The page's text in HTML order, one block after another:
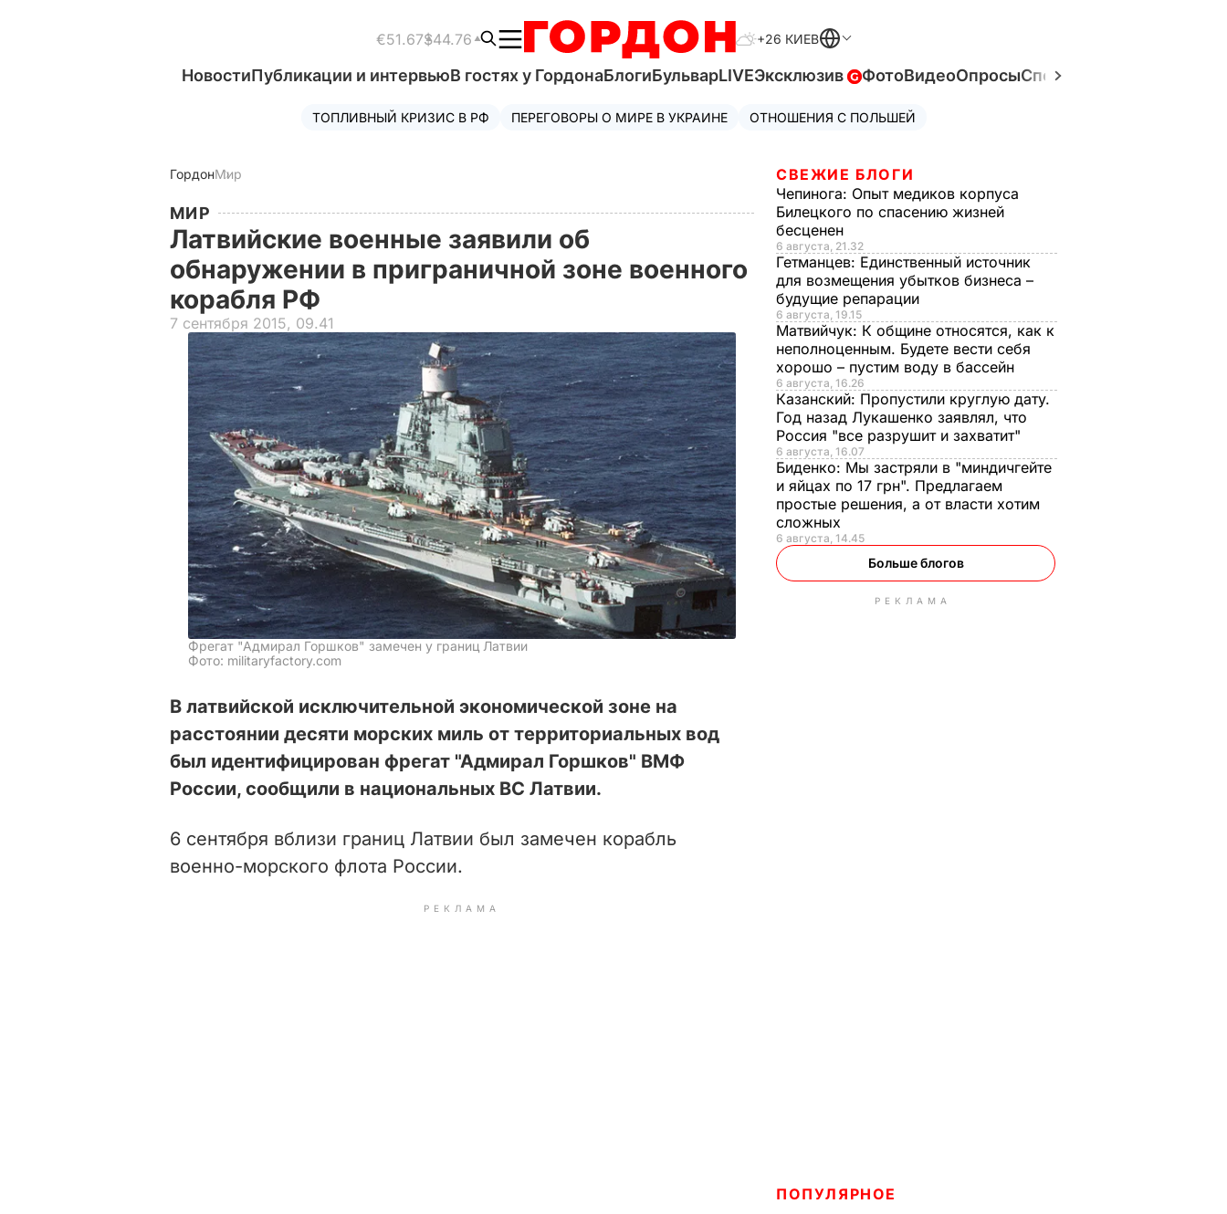
€51.67$44.76 +26 КИЕВ
НовостиПубликации и интервьюВ гостях у ГордонаБлогиБульварLIVEЭксклюзив ФотоВидеоОпросыСпецпроекты
ТОПЛИВНЫЙ КРИЗИС В РФ ПЕРЕГОВОРЫ О МИРЕ В УКРАИНЕ ОТНОШЕНИЯ С ПОЛЬШЕЙ
ГордонМир
МИР
Латвийские военные заявили об
обнаружении в приграничной зоне военного
корабля РФ
7 сентября 2015, 09.41
Фрегат "Адмирал Горшков" замечен у границ Латвии
Фото: militaryfactory.com
В латвийской исключительной экономической зоне на
расстоянии десяти морских миль от территориальных вод
был идентифицирован фрегат "Адмирал Горшков" ВМФ
России, сообщили в национальных ВС Латвии.
6 сентября вблизи границ Латвии был замечен корабль
военно-морского флота России.
РЕКЛАМА
СВЕЖИЕ БЛОГИ
Чепинога: Опыт медиков корпуса
Билецкого по спасению жизней
бесценен
6 августа, 21.32
Гетманцев: Единственный источник
для возмещения убытков бизнеса –
будущие репарации
6 августа, 19.15
Матвийчук: К общине относятся, как к
неполноценным. Будете вести себя
хорошо – пустим воду в бассейн
6 августа, 16.26
Казанский: Пропустили круглую дату.
Год назад Лукашенко заявлял, что
Россия "все разрушит и захватит"
6 августа, 16.07
Биденко: Мы застряли в "миндичгейте
и яйцах по 17 грн". Предлагаем
простые решения, а от власти хотим
сложных
6 августа, 14.45
Больше блогов
РЕКЛАМА
ПОПУЛЯРНОЕ